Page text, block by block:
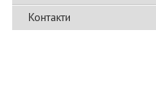
Контакти